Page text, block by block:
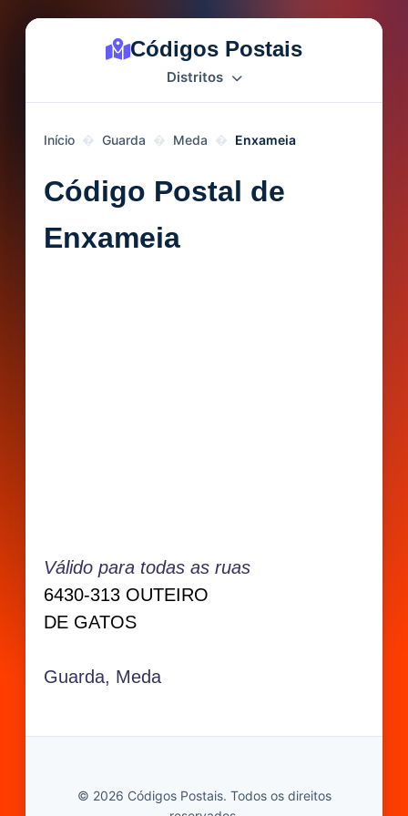
Códigos Postais
Distritos
Início Guarda Meda Enxameia
Código Postal de
Enxameia
Válido para todas as ruas
6430-313 OUTEIRO
DE GATOS
Guarda, Meda
© 2026 Códigos Postais. Todos os direitos